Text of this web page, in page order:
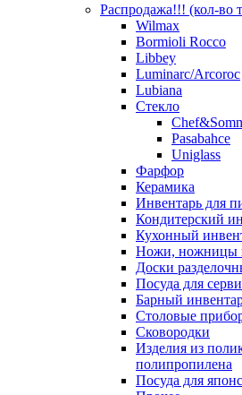
Распродажа!!! (кол-во
Wilmax
Bormioli Rocco
Libbey
Luminarc/Arcoroc
Lubiana
Стекло
Pasabahce
Uniglass
Фарфор
Керамика
Инвентарь для
Кондитерский
Кухонный
Ножи, ножницы
Доски
Посуда для
Барный
Столовые
Сковородки
Изделия из
полипропилена
Посуда для